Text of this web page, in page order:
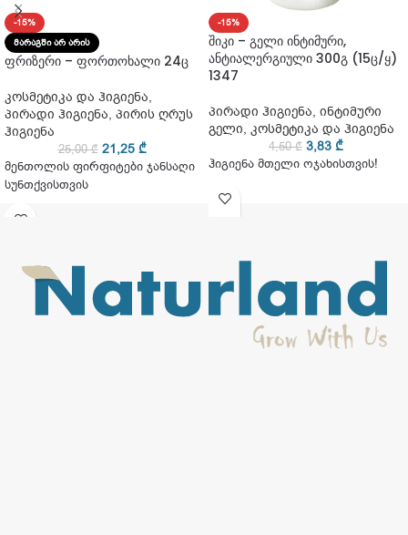
-15%
ᲛᲐᲠᲐᲒᲨᲘ ᲐᲠ ᲐᲠᲘᲡ
ფრიზერი – ფორთოხალი 24ც
კოსმეტიკა და ჰიგიენა,
პირადი ჰიგიენა, პირის ღრუს
ჰიგიენა
25,00₾ 21,25 ₾
მენთოლის ფირფიტები ჯანსაღი
სუნთქვისთვის
-15%
შიკი – გელი ინტიმური,
ანტიალერგიული 300გ (15ც/ყ)
1347
პირადი ჰიგიენა, ინტიმური
გელი, კოსმეტიკა და ჰიგიენა
4,50₾ 3,83 ₾
ჰიგიენა მთელი ოჯახისთვის!